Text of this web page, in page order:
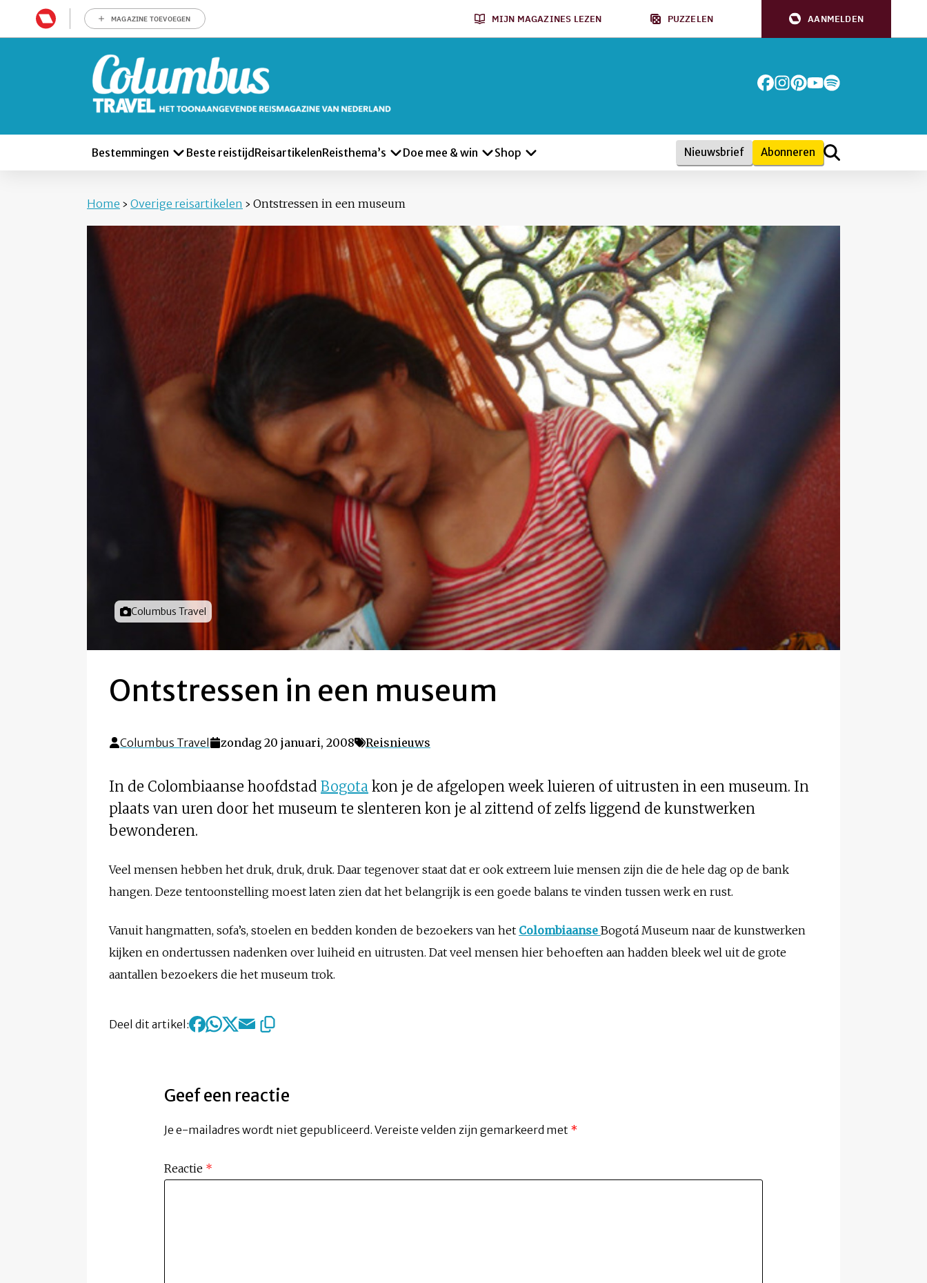
MAGAZINE TOEVOEGEN MIJN MAGAZINES LEZEN PUZZELEN AANMELDEN
Bestemmingen Beste reistijd ReisartikelenReisthema’s Doe mee & win Shop Nieuwsbrief Abonneren
Home › Overige reisartikelen › Ontstressen in een museum
Foto door
Columbus Travel
Ontstressen in een museum
Columbus Travel zondag 20 januari, 2008 Reisnieuws
In de Colombiaanse hoofdstad Bogota kon je de afgelopen week luieren of uitrusten in een museum. In
plaats van uren door het museum te slenteren kon je al zittend of zelfs liggend de kunstwerken
bewonderen.
Veel mensen hebben het druk, druk, druk. Daar tegenover staat dat er ook extreem luie mensen zijn die de hele dag op de bank
hangen. Deze tentoonstelling moest laten zien dat het belangrijk is een goede balans te vinden tussen werk en rust.
Vanuit hangmatten, sofa’s, stoelen en bedden konden de bezoekers van het Colombiaanse Bogotá Museum naar de kunstwerken
kijken en ondertussen nadenken over luiheid en uitrusten. Dat veel mensen hier behoeften aan hadden bleek wel uit de grote
aantallen bezoekers die het museum trok.
Deel dit artikel:
Geef een reactie
Je e-mailadres wordt niet gepubliceerd. Vereiste velden zijn gemarkeerd met *
Reactie *